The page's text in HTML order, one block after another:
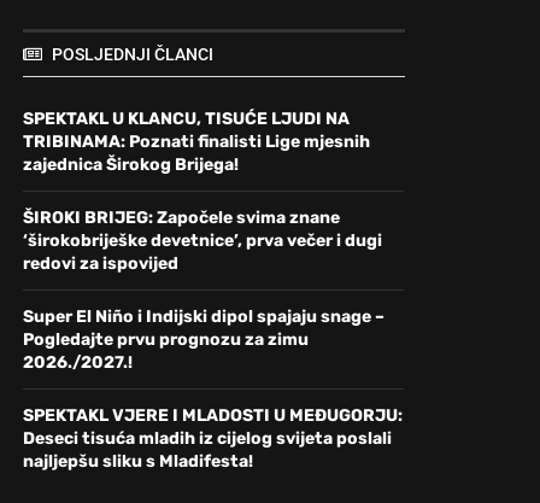
POSLJEDNJI ČLANCI
SPEKTAKL U KLANCU, TISUĆE LJUDI NA
TRIBINAMA: Poznati finalisti Lige mjesnih
zajednica Širokog Brijega!
ŠIROKI BRIJEG: Započele svima znane
‘širokobriješke devetnice’, prva večer i dugi
redovi za ispovijed
Super El Niño i Indijski dipol spajaju snage –
Pogledajte prvu prognozu za zimu
2026./2027.!
SPEKTAKL VJERE I MLADOSTI U MEĐUGORJU:
Deseci tisuća mladih iz cijelog svijeta poslali
najljepšu sliku s Mladifesta!